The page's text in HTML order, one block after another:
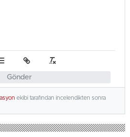
Gönder
ekibi tarafından incelendikten sonra